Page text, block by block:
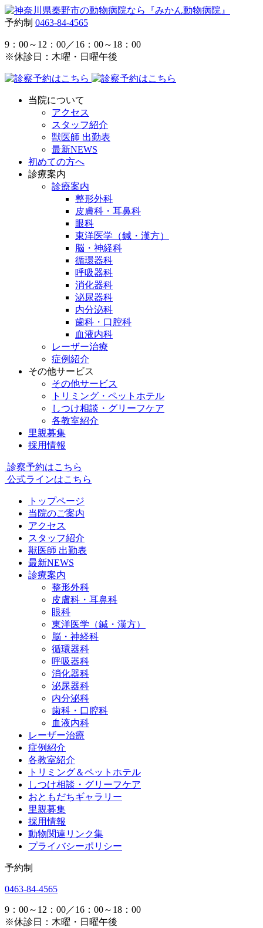
予約制 0463-84-4565
9：00～12：00／16：00～18：00
※休診日：木曜・日曜午後
当院について
アクセス
スタッフ紹介
獣医師 出勤表
最新NEWS
初めての方へ
診療案内
診療案内
整形外科
皮膚科・耳鼻科
眼科
東洋医学（鍼・漢方）
脳・神経科
循環器科
呼吸器科
消化器科
泌尿器科
内分泌科
歯科・口腔科
血液内科
レーザー治療
症例紹介
その他サービス
その他サービス
トリミング・ペットホテル
しつけ相談・グリーフケア
各教室紹介
里親募集
採用情報
診察予約はこちら
公式ラインはこちら
トップページ
当院のご案内
アクセス
スタッフ紹介
獣医師 出勤表
最新NEWS
診療案内
整形外科
皮膚科・耳鼻科
眼科
東洋医学（鍼・漢方）
脳・神経科
循環器科
呼吸器科
消化器科
泌尿器科
内分泌科
歯科・口腔科
血液内科
レーザー治療
症例紹介
各教室紹介
トリミング＆ペットホテル
しつけ相談・グリーフケア
おともだちギャラリー
里親募集
採用情報
動物関連リンク集
プライバシーポリシー
予約制
0463-84-4565
9：00～12：00／16：00～18：00
※休診日：木曜・日曜午後